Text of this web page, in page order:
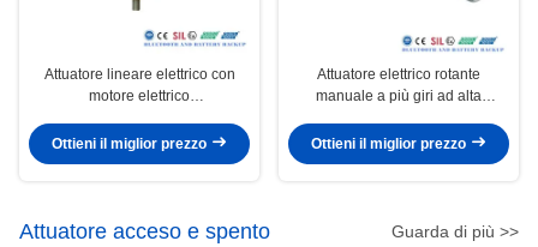
Attuatore lineare elettrico con
motore elettrico
protezione termica della valvola
Ottieni il miglior prezzo
Attuatore elettrico rotante
manuale a più giri ad alta
ISO5210 per il controllo delle
Ottieni il miglior prezzo
Attuatore acceso e spento Guarda di più >>